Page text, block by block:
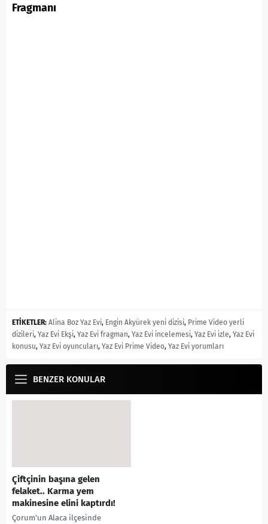
Fragmanı
ETİKETLER: Alina Boz Yaz Evi, Engin Akyürek yeni dizisi, Prime Video yerli
dizileri, Yaz Evi Ekşi, Yaz Evi fragman, Yaz Evi incelemesi, Yaz Evi izle, Yaz Evi
konusu, Yaz Evi oyuncuları, Yaz Evi Prime Video, Yaz Evi yorumları
BENZER KONULAR
Çiftçinin başına gelen
felaket.. Karma yem
makinesine elini kaptırdı!
Çorum’un Alaca ilçesinde